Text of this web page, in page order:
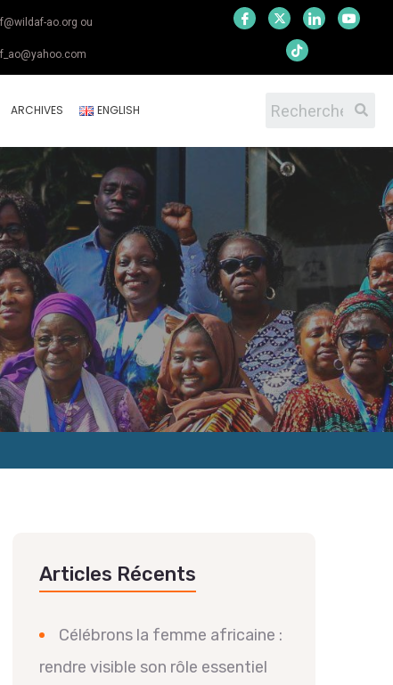
ao.org ou
ARCHIVES ENGLISH
Articles Récents
Célébrons la femme africaine :
rendre visible son rôle essentiel